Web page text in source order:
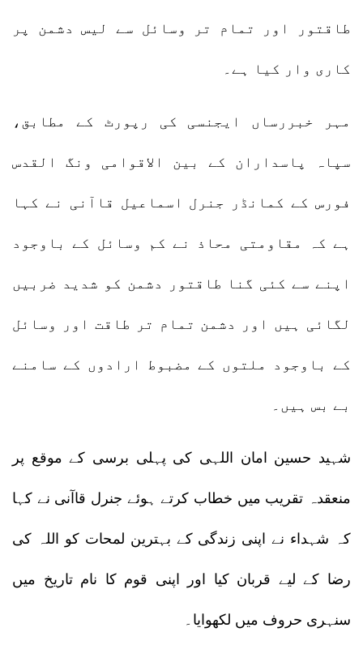
طاقتور اور تمام تر وسائل سے لیس دشمن پر
کاری وار کیا ہے۔
مہر خبررساں ایجنسی کی رپورٹ کے مطابق،
سپاہ پاسداران کے بین الاقوامی ونگ القدس
فورس کے کمانڈر جنرل اسماعیل قاآنی نے کہا
ہے کہ مقاومتی محاذ نے کم وسائل کے باوجود
اپنے سے کئی گنا طاقتور دشمن کو شدید ضربیں
لگائی ہیں اور دشمن تمام تر طاقت اور وسائل
کے باوجود ملتوں کے مضبوط ارادوں کے سامنے
بے بس ہیں۔
شہید حسین امان اللہی کی پہلی برسی کے موقع پر
منعقدہ تقریب میں خطاب کرتے ہوئے جنرل قاآنی نے کہا
کہ شہداء نے اپنی زندگی کے بہترین لمحات کو اللہ کی
رضا کے لیے قربان کیا اور اپنی قوم کا نام تاریخ میں
سنہری حروف میں لکھوایا۔